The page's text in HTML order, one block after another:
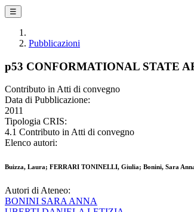
☰
Pubblicazioni
p53 CONFORMATIONAL STATE
Contributo in Atti di convegno
Data di Pubblicazione:
2011
Tipologia CRIS:
4.1 Contributo in Atti di convegno
Elenco autori:
Buizza, Laura; FERRARI TONINELLI, Giulia; Bonini, Sara
Autori di Ateneo:
BONINI SARA ANNA